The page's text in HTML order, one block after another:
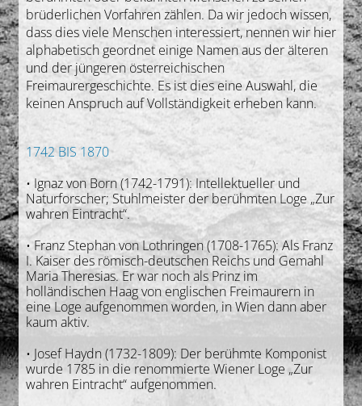
brüderlichen Vorfahren zählen. Da wir jedoch wissen,
dass dies viele Menschen interessiert, nennen wir hier
alphabetisch geordnet einige Namen aus der älteren
und der jüngeren österreichischen
Freimaurergeschichte. Es ist dies eine Auswahl, die
keinen Anspruch auf Vollständigkeit erheben kann.
1742 BIS 1870
• Ignaz von Born (1742-1791): Intellektueller und
Naturforscher; Stuhlmeister der berühmten Loge „Zur
wahren Eintracht“.
• Franz Stephan von Lothringen (1708-1765): Als Franz
I. Kaiser des römisch-deutschen Reichs und Gemahl
Maria Theresias. Er war noch als Prinz im
holländischen Haag von englischen Freimaurern in
eine Loge aufgenommen worden, in Wien dann aber
kaum aktiv.
• Josef Haydn (1732-1809): Der berühmte Komponist
wurde 1785 in die renommierte Wiener Loge „Zur
wahren Eintracht“ aufgenommen.